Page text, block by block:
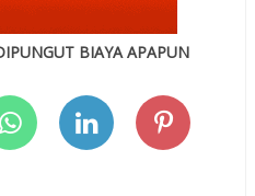
BIAYA APAPUN